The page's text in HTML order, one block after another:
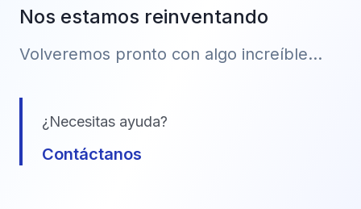
Nos estamos reinventando
Volveremos pronto con algo increíble...
¿Necesitas ayuda?
Contáctanos